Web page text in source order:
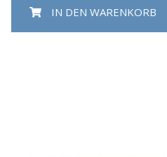
IN DEN WARENKORB